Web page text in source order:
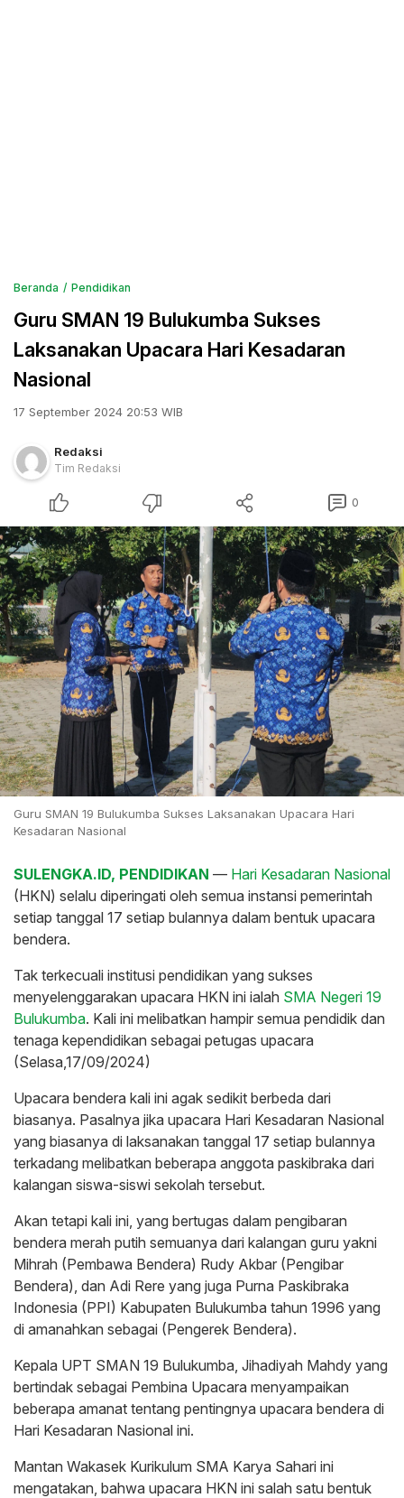
Beranda Pendidikan
Guru SMAN 19 Bulukumba Sukses
Laksanakan Upacara Hari Kesadaran
Nasional
17 September 2024 20:53 WIB
Redaksi
Tim Redaksi
0
Guru SMAN 19 Bulukumba Sukses Laksanakan Upacara Hari
Kesadaran Nasional
SULENGKA.ID, PENDIDIKAN — Hari Kesadaran Nasional
(HKN) selalu diperingati oleh semua instansi pemerintah
setiap tanggal 17 setiap bulannya dalam bentuk upacara
bendera.
Tak terkecuali institusi pendidikan yang sukses
menyelenggarakan upacara HKN ini ialah SMA Negeri 19
Bulukumba. Kali ini melibatkan hampir semua pendidik dan
tenaga kependidikan sebagai petugas upacara
(Selasa,17/09/2024)
Upacara bendera kali ini agak sedikit berbeda dari
biasanya. Pasalnya jika upacara Hari Kesadaran Nasional
yang biasanya di laksanakan tanggal 17 setiap bulannya
terkadang melibatkan beberapa anggota paskibraka dari
kalangan siswa-siswi sekolah tersebut.
Akan tetapi kali ini, yang bertugas dalam pengibaran
bendera merah putih semuanya dari kalangan guru yakni
Mihrah (Pembawa Bendera) Rudy Akbar (Pengibar
Bendera), dan Adi Rere yang juga Purna Paskibraka
Indonesia (PPI) Kabupaten Bulukumba tahun 1996 yang
di amanahkan sebagai (Pengerek Bendera).
Kepala UPT SMAN 19 Bulukumba, Jihadiyah Mahdy yang
bertindak sebagai Pembina Upacara menyampaikan
beberapa amanat tentang pentingnya upacara bendera di
Hari Kesadaran Nasional ini.
Mantan Wakasek Kurikulum SMA Karya Sahari ini
mengatakan, bahwa upacara HKN ini salah satu bentuk